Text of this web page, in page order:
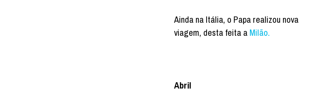
Ainda na Itália, o Papa realizou nova
viagem, desta feita a Milão.
Abril